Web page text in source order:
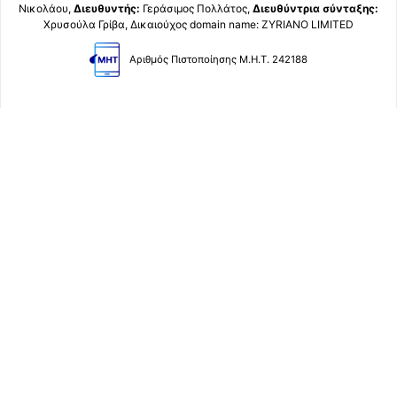
Νικολάου, Διευθυντής: Γεράσιμος Πολλάτος, Διευθύντρια σύνταξης:
Χρυσούλα Γρίβα, Δικαιούχος domain name: ZYRIANO LIMITED
Αριθμός Πιστοποίησης Μ.Η.Τ. 242188